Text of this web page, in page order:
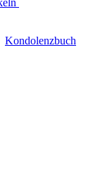
Kondolenzbuch